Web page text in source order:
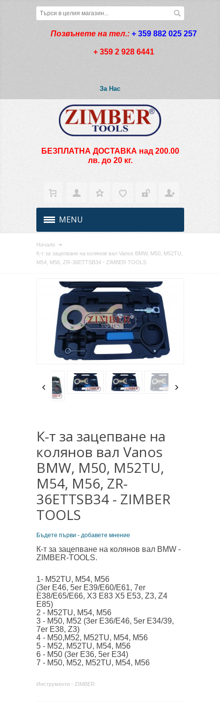
Позвънете на тел.: + 359 882 025 257
+ 359 2 928 6441
За Нас
БЕЗПЛАТНА ДОСТАВКА над 200.00
лв. до 20 кг.
MENU
Начало
К-т за зацепване на колянов вал Vanos BMW, M50, M52TU,
M54, M56, ZR-36ETTSB34 - ZIMBER TOOLS
К-т за зацепване на
колянов вал Vanos
BMW, M50, M52TU,
M54, M56, ZR-
36ETTSB34 - ZIMBER
TOOLS
Бъдете първи - добавете мнение
К-т за зацепване на колянов вал BMW -
ZIMBER-TOOLS.
1- M52TU, M54, M56
(3er E46, 5er E39/E60/E61, 7er
E38/E65/E66, X3 E83 X5 E53, Z3, Z4
E85)
2 - M52TU, M54, M56
3 - M50, M52 (3er E36/E46, 5er E34/39,
7er E38, Z3)
4 - M50,M52, M52TU, M54, M56
5 - M52, M52TU, M54, M56
6 - M50 (3er E36, 5er E34)
7 - M50, M52, M52TU, M54, M56
Инструменти - ZIMBER